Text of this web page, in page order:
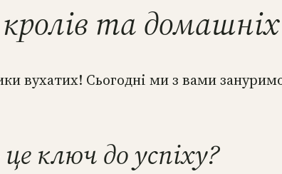
та
вухатих! Сьогодні ми з вами
ключ до успіху?